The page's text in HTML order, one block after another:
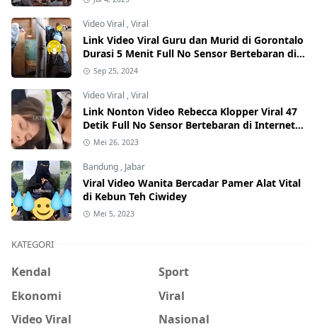
Video Viral ,Viral
Link Video Viral Guru dan Murid di Gorontalo
Durasi 5 Menit Full No Sensor Bertebaran di
Internet, Hati-Hati Phising!
Sep 25, 2024
Video Viral ,Viral
Link Nonton Video Rebecca Klopper Viral 47
Detik Full No Sensor Bertebaran di Internet,
Hati-Hati Phising!
Mei 26, 2023
Bandung , Jabar
Viral Video Wanita Bercadar Pamer Alat Vital
di Kebun Teh Ciwidey
Mei 5, 2023
KATEGORI
Kendal
Sport
Ekonomi
Viral
Video Viral
Nasional